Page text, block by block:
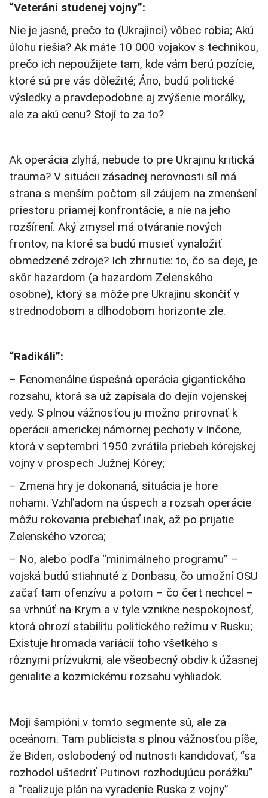
“Veteráni studenej vojny”:
Nie je jasné, prečo to (Ukrajinci) vôbec robia; Akú
úlohu riešia? Ak máte 10 000 vojakov s technikou,
prečo ich nepoužijete tam, kde vám berú pozície,
ktoré sú pre vás dôležité; Áno, budú politické
výsledky a pravdepodobne aj zvýšenie morálky,
ale za akú cenu? Stojí to za to?
Ak operácia zlyhá, nebude to pre Ukrajinu kritická
trauma? V situácii zásadnej nerovnosti síl má
strana s menším počtom síl záujem na zmenšení
priestoru priamej konfrontácie, a nie na jeho
rozšírení. Aký zmysel má otváranie nových
frontov, na ktoré sa budú musieť vynaložiť
obmedzené zdroje? Ich zhrnutie: to, čo sa deje, je
skôr hazardom (a hazardom Zelenského
osobne), ktorý sa môže pre Ukrajinu skončiť v
strednodobom a dlhodobom horizonte zle.
“Radikáli”:
– Fenomenálne úspešná operácia gigantického
rozsahu, ktorá sa už zapísala do dejín vojenskej
vedy. S plnou vážnosťou ju možno prirovnať k
operácii americkej námornej pechoty v Inčone,
ktorá v septembri 1950 zvrátila priebeh kórejskej
vojny v prospech Južnej Kórey;
– Zmena hry je dokonaná, situácia je hore
nohami. Vzhľadom na úspech a rozsah operácie
môžu rokovania prebiehať inak, až po prijatie
Zelenského vzorca;
– No, alebo podľa “minimálneho programu” –
vojská budú stiahnuté z Donbasu, čo umožní OSU
začať tam ofenzívu a potom – čo čert nechcel –
sa vrhnúť na Krym a v tyle vznikne nespokojnosť,
ktorá ohrozí stabilitu politického režimu v Rusku;
Existuje hromada variácií toho všetkého s
rôznymi prízvukmi, ale všeobecný obdiv k úžasnej
genialite a kozmickému rozsahu vyhliadok.
Moji šampióni v tomto segmente sú, ale za
oceánom. Tam publicista s plnou vážnosťou píše,
že Biden, oslobodený od nutnosti kandidovať, “sa
rozhodol uštedriť Putinovi rozhodujúcu porážku”
a “realizuje plán na vyradenie Ruska z vojny”